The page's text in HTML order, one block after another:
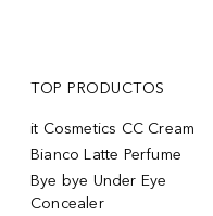
TOP PRODUCTOS
it Cosmetics CC Cream
Bianco Latte Perfume
Bye bye Under Eye
Concealer